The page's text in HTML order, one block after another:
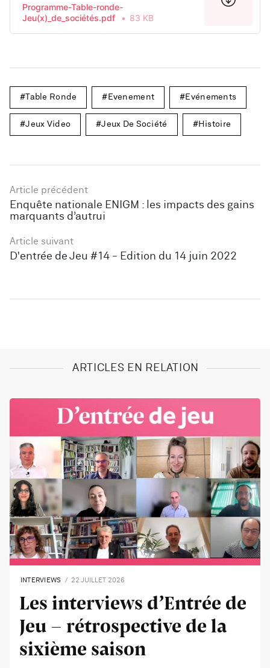
Programme-Table-ronde-
Jeu(x)_de_sociétés.pdf
83 KB
Table Ronde Evenement Evénements
Jeux Video Jeux De Société Histoire
Article précédent
Enquête nationale ENIGM : les impacts des gains
marquants d’autrui
Article suivant
D'entrée de Jeu #14 - Édition du 14 juin 2022
ARTICLES EN RELATION
INTERVIEWS 22 JUILLET 2026
Les interviews d’Entrée de
Jeu - rétrospective de la
sixième saison